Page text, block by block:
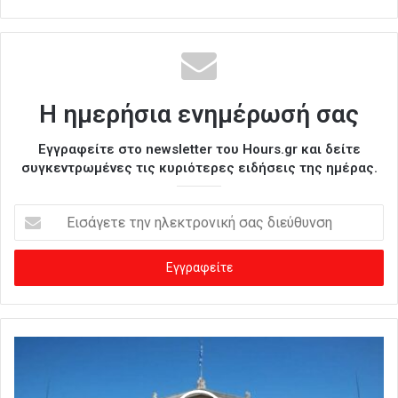
Η ημερήσια ενημέρωσή σας
Εγγραφείτε στο newsletter του Hours.gr και δείτε
συγκεντρωμένες τις κυριότερες ειδήσεις της ημέρας.
σ
γ
ε